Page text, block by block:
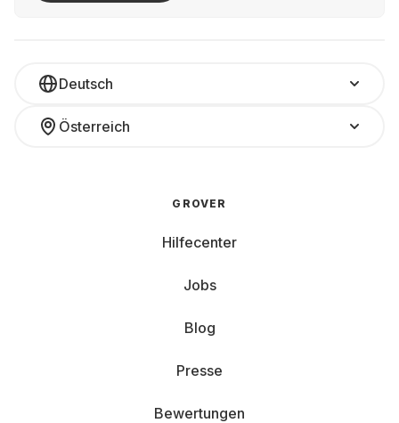
Deutsch
Österreich
GROVER
Hilfecenter
Jobs
Blog
Presse
Bewertungen